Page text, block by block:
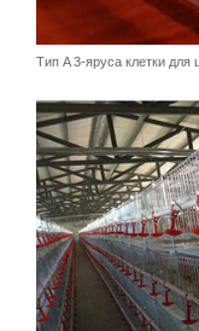
Тип A 3-яруса клетки для